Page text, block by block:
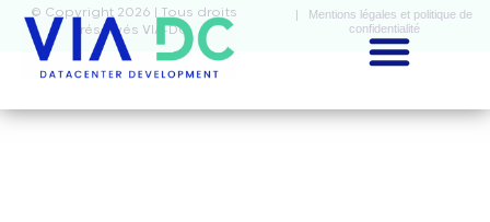
© Copyright 2026 | Tous droits
réservés VIA-DC
| Mentions légales et politique de
confidentialité